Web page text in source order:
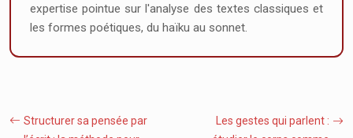
expertise pointue sur l'analyse des textes classiques et
les formes poétiques, du haïku au sonnet.
Structurer sa pensée par
Les gestes qui parlent :